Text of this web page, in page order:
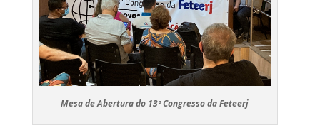
Mesa de Abertura do 13º Congresso da Feteerj